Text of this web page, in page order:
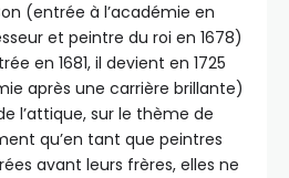
(entrée à l’académie en
et peintre du roi en 1678)
en 1681, il devient en 1725
après une carrière brillante)
l’attique, sur le thème de
qu’en tant que peintres
avant leurs frères, elles ne